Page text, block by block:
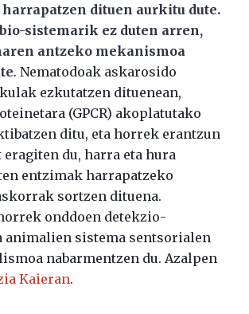
harrapatzen dituen aurkitu dute.
sistemarik ez duten arren,
antzeko mekanismoa
. Nematodoak askarosido
ezkutatzen dituenean,
(GPCR) akoplatutako
ditu, eta horrek erantzun
du, harra eta hura
entzimak harrapatzeko
sortzen dituena.
onddoen detekzio-
animalien sistema sentsorialen
nabarmentzen du. Azalpen
Kaieran.